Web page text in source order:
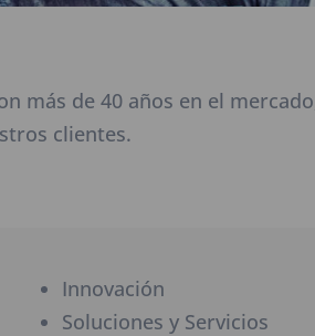
más de 40 años en el
clientes.
Innovación
Soluciones y Servicios